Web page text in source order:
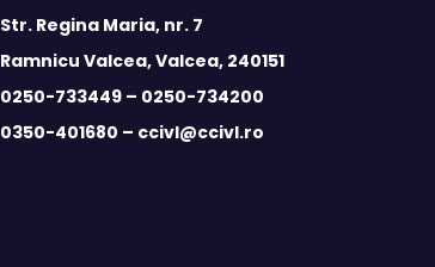
Str. Regina Maria, nr. 7
Ramnicu Valcea, Valcea, 240151
0250-733449 – 0250-734200
0350-401680 – ccivl@ccivl.ro